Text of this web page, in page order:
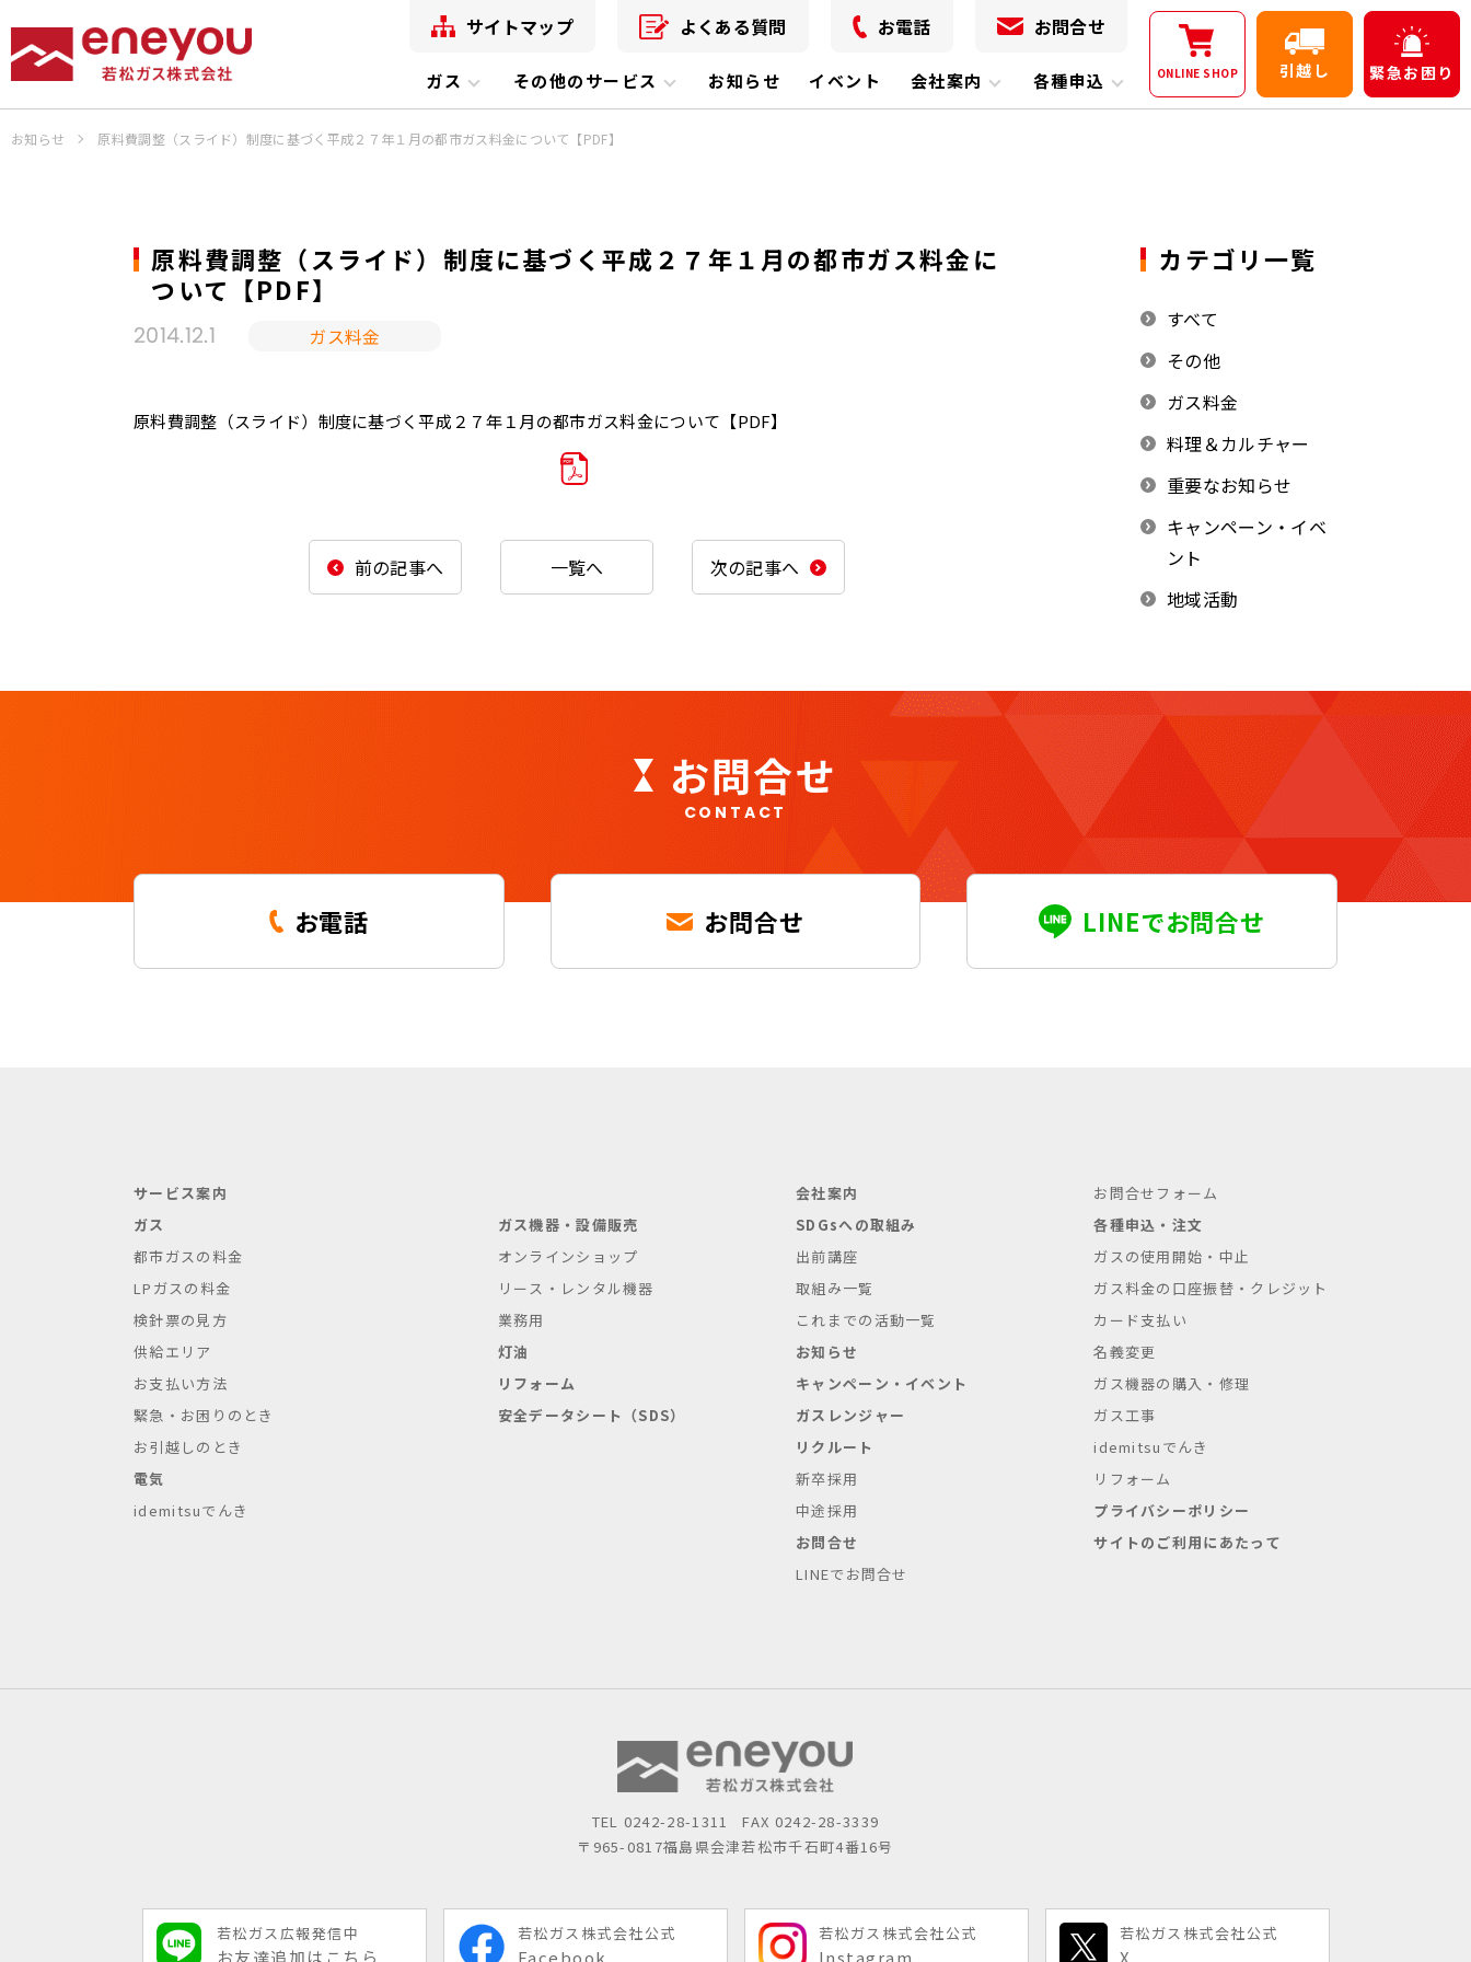
ガス その他のサービス お知らせ イベント 会社案内 各種申込
サイトマップ よくある質問 お電話 お問合せ
ONLINE SHOP 引越し 緊急お困り
お知らせ 原料費調整（スライド）制度に基づく平成２７年１月の都市ガス料金について【PDF】
2014.12.1 ガス料金
原料費調整（スライド）制度に基づく平成２７年１月の都市ガス料金に
ついて【PDF】
原料費調整（スライド）制度に基づく平成２７年１月の都市ガス料金について【PDF】
前の記事へ 一覧へ 次の記事へ
カテゴリ一覧
すべて
その他
ガス料金
料理＆カルチャー
重要なお知らせ
キャンペーン・イベ
ント
地域活動
お問合せ
CONTACT
お電話 お問合せ LINEでお問合せ
サービス案内
ガス
都市ガスの料金
LPガスの料金
検針票の見方
供給エリア
お支払い方法
緊急・お困りのとき
お引越しのとき
電気
idemitsuでんき
ガス機器・設備販売
オンラインショップ
リース・レンタル機器
業務用
灯油
リフォーム
安全データシート（SDS）
会社案内
SDGsへの取組み
出前講座
取組み一覧
これまでの活動一覧
お知らせ
キャンペーン・イベント
ガスレンジャー
リクルート
新卒採用
中途採用
お問合せ
LINEでお問合せ
お問合せフォーム
各種申込・注文
ガスの使用開始・中止
ガス料金の口座振替・クレジット
カード支払い
名義変更
ガス機器の購入・修理
ガス工事
idemitsuでんき
リフォーム
プライバシーポリシー
サイトのご利用にあたって
TEL 0242-28-1311
FAX 0242-28-3339
〒965-0817福島県会津若松市千石町4番16号
若松ガス広報発信中
お友達追加はこちら
若松ガス株式会社公式
Facebook
若松ガス株式会社公式
Instagram
若松ガス株式会社公式
X